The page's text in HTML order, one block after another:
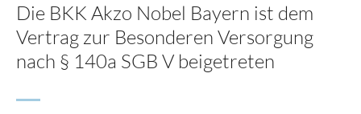
Die BKK Akzo Nobel Bayern ist dem
Vertrag zur Besonderen Versorgung
nach § 140a SGB V beigetreten